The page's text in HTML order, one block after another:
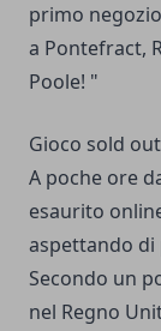
primo
a Pontefract,
Poole! "
Gioco sold
A poche ore
esaurito
aspettando
Secondo un
nel Regno